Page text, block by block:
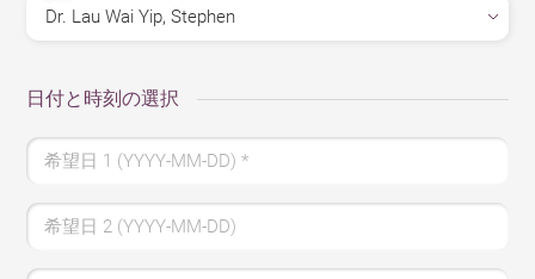
日付と時刻の選択
希望日 1 (YYYY-MM-DD)*
希望日 2 (YYYY-MM-DD)